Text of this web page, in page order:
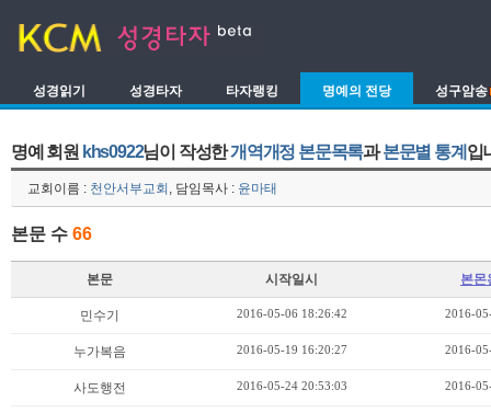
성경읽기 성경타자 타자랭킹 명예의 전당 성구암송
명예 회원 khs0922님이 작성한개역개정 본문목록과본문별 통계 입
교회이름 : 천안서부교회 , 담임목사 : 윤마태
본문 수 66
본문 시작일시 본몬
민수기 2016-05-06 18:26:42 2016-
누가복음 2016-05-19 16:20:27 2016-
사도행전 2016-05-24 20:53:03 2016-